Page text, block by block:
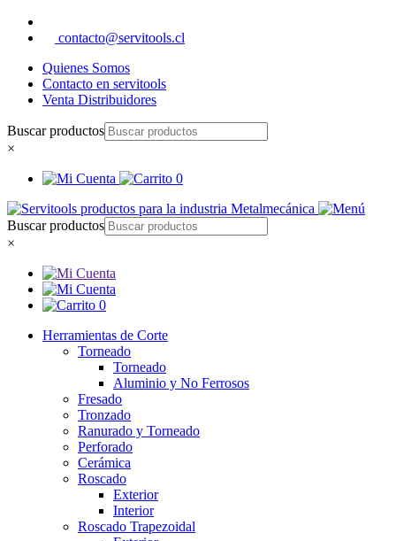
contacto@servitools.cl
Quienes Somos
Contacto en servitools
Venta Distribuidores
Buscar productos
×
0
Buscar productos
×
0
Herramientas de Corte
Torneado
Torneado
Aluminio y No Ferrosos
Fresado
Tronzado
Ranurado y Torneado
Perforado
Cerámica
Roscado
Exterior
Interior
Roscado Trapezoidal